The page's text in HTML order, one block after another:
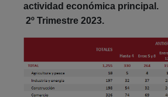
actividad económica principal.
2º Trimestre 2023.